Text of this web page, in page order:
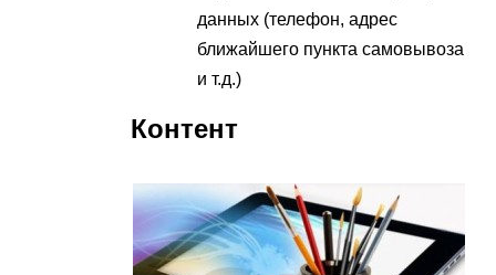
данных (телефон, адрес
ближайшего пункта самовывоза
и т.д.)
Контент